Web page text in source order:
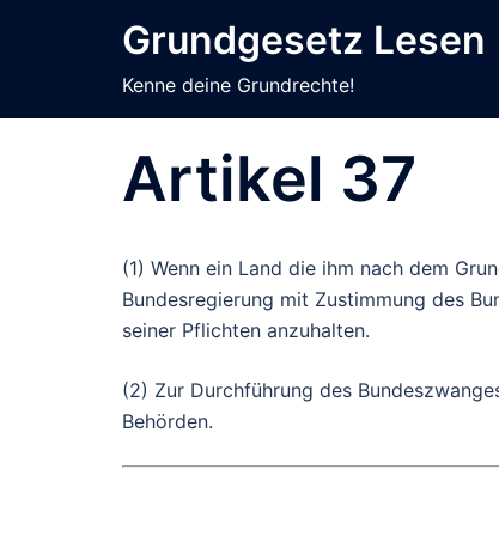
Grundgesetz Lesen
Kenne deine Grundrechte!
Artikel 37
(1) Wenn ein Land die ihm nach dem
Bundesregierung mit Zustimmung des
seiner Pflichten anzuhalten.
(2) Zur Durchführung des
Behörden.